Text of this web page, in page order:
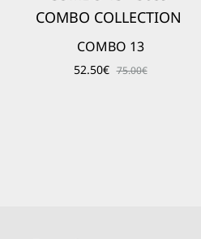
COMBO 13
52.50€ 75.00€